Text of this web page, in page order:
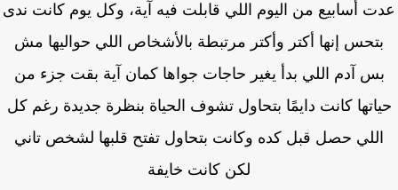
أسابيع من اليوم اللي قابلت فيه آية، وكل يوم كانت ندى
إنها أكتر وأكتر مرتبطة بالأشخاص اللي حواليها مش
آدم اللي بدأ يغير حاجات جواها كمان آية بقت جزء من
كانت دايمًا بتحاول تشوف الحياة بنظرة جديدة رغم كل
حصل قبل كده وكانت بتحاول تفتح قلبها لشخص تاني
لكن كانت خايفة